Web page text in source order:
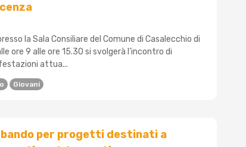
la Sala Consiliare del Comune di Casalecchio di
ore 9 alle ore 15.30 si svolgerà l’incontro di
attua...
Giovani
bando per progetti destinati a